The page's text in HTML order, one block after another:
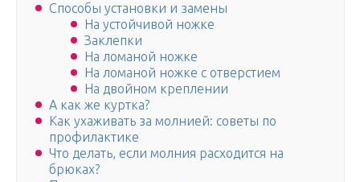
Способы установки и замены
На устойчивой ножке
Заклепки
На ломаной ножке
На ломаной ножке с отверстием
На двойном креплении
А как же куртка?
Как ухаживать за молнией: советы по
профилактике
Что делать, если молния расходится на
брюках?